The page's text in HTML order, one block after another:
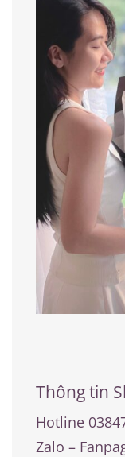
Thông tin
Hotline
Zalo –